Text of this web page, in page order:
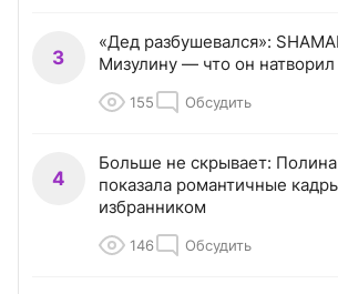
3
«Дед разбушевался»:
Мизулину — что он натворил
155 Обсудить
4
Больше не скрывает: Полина
показала романтичные
избранником
146 Обсудить